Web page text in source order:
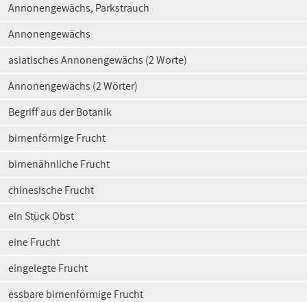
Annonengewächs, Parkstrauch
Annonengewächs
asiatisches Annonengewächs (2 Worte)
Annonengewächs (2 Wörter)
Begriff aus der Botanik
birnenförmige Frucht
birnenähnliche Frucht
chinesische Frucht
ein Stück Obst
eine Frucht
eingelegte Frucht
essbare birnenförmige Frucht